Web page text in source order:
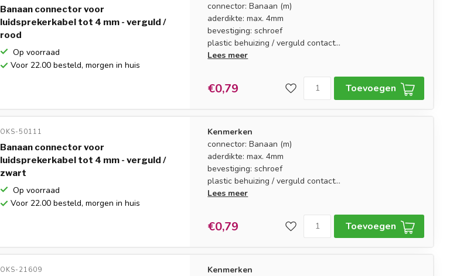
Banaan connector voor
luidsprekerkabel tot 4 mm - verguld /
rood
Op voorraad
Voor 22.00 besteld, morgen in huis
connector: Banaan (m)
aderdikte: max. 4mm
bevestiging: schroef
plastic behuizing / verguld contact
kleurmarkering: rood (rechts)
Lees meer
€0,79 Toevoegen
OKS-50111
Banaan connector voor
luidsprekerkabel tot 4 mm - verguld /
zwart
Op voorraad
Voor 22.00 besteld, morgen in huis
Kenmerken
connector: Banaan (m)
aderdikte: max. 4mm
bevestiging: schroef
plastic behuizing / verguld contact
kleurmarkering: zwart (links)
Lees meer
€0,79 Toevoegen
OKS-21609
Kenmerken